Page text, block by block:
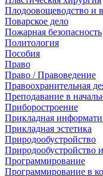
Плодоовощеводство и
Поварское дело
Пожарная безопасность
Политология
Пособия
Право
Право / Правоведение
Правоохранительная
Преподавание в
Приборостроение
Прикладная
Прикладная эстетика
Природообустройство
Природообустройство
Программирование
Программирование в